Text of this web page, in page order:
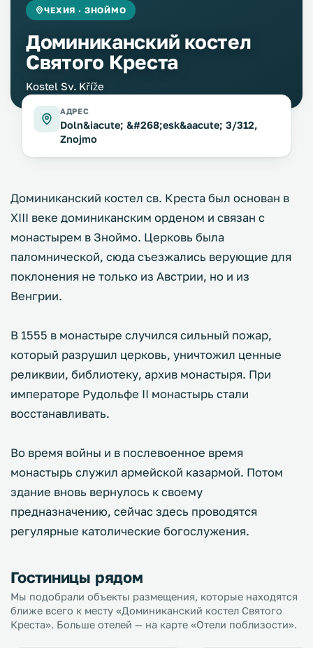
ЧЕХИЯ · ЗНОЙМО
Доминиканский костел
Святого Креста
Kostel Sv. Kříže
АДРЕС
Doln&iacute; &#268;esk&aacute; 3/312,
Znojmo
Доминиканский костел св. Креста был основан в
XIII веке доминиканским орденом и связан с
монастырем в Зноймо. Церковь была
паломнической, сюда съезжались верующие для
поклонения не только из Австрии, но и из
Венгрии.
В 1555 в монастыре случился сильный пожар,
который разрушил церковь, уничтожил ценные
реликвии, библиотеку, архив монастыря. При
императоре Рудольфе II монастырь стали
восстанавливать.
Во время войны и в послевоенное время
монастырь служил армейской казармой. Потом
здание вновь вернулось к своему
предназначению, сейчас здесь проводятся
регулярные католические богослужения.
Гостиницы рядом
Мы подобрали объекты размещения, которые находятся
ближе всего к месту «Доминиканский костел Святого
Креста». Больше отелей — на карте «Отели поблизости».